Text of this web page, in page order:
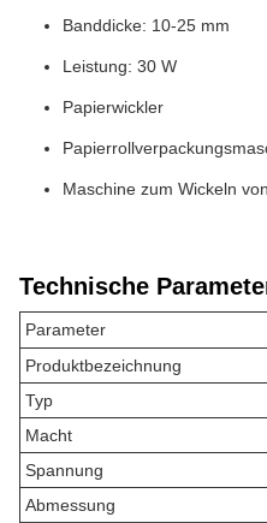
Banddicke: 10-25 mm
Leistung: 30 W
Papierwickler
Maschine zum Wickeln
Technische
Parameter
Produktbezeichnung
Typ
Macht
Spannung
Abmessung